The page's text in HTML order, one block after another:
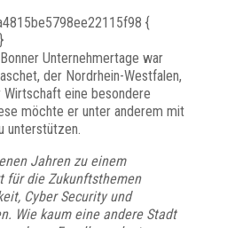
{
Unternehmertage war
der Nordrhein-Westfalen,
Wirtschaft eine besondere
möchte er unter anderem mit
unterstützen.
Jahren zu einem
für die Zukunftsthemen
Cyber Security und
Wie kaum eine andere Stadt